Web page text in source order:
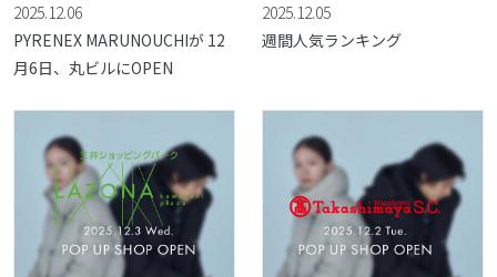
2025.12.06
PYRENEX MARUNOUCHIが 12
月6日、丸ビルにOPEN
2025.12.05
週間人気ランキング